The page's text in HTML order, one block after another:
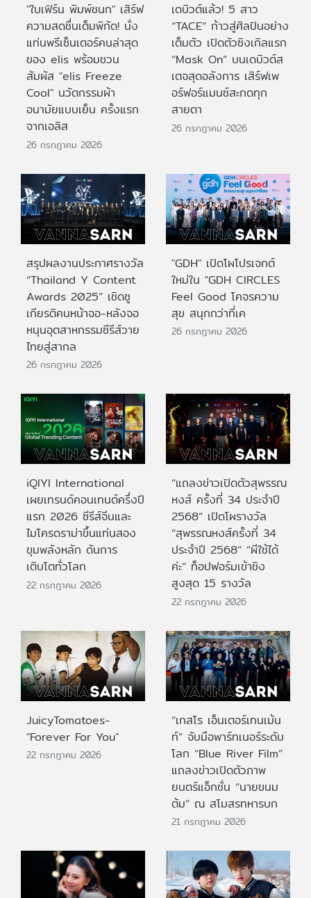
"ใบเฟิร์น พิมพ์ชนก" เสิร์ฟ
ความสดชื่นเต็มพิกัด! นั่ง
แท่นพรีเซ็นเตอร์คนล่าสุด
ของ elis พร้อมชวน
สัมผัส "elis Freeze
Cool" นวัตกรรมผ้า
อนามัยแบบเย็น ครั้งแรก
จากเอลิส
26 กรกฎาคม 2026
เดบิวต์แล้ว! 5 สาว
“TACE” ก้าวสู่ศิลปินอย่าง
เต็มตัว เปิดตัวซิงเกิลแรก
“Mask On” บนเดบิวต์ส
เตจสุดอลังการ เสิร์ฟเพ
อร์ฟอร์แมนซ์สะกดทุก
สายตา
26 กรกฎาคม 2026
สรุปผลงานประกาศรางวัล
“Thailand Y Content
Awards 2025” เชิดชู
เกียรติคนหน้าจอ-หลังจอ
หนุนอุตสาหกรรมซีรีส์วาย
ไทยสู่สากล
26 กรกฎาคม 2026
"GDH" เปิดโผโปรเจกต์
ใหม่ใน "GDH CIRCLES
Feel Good โคจรความ
สุข สนุกกว่าที่เค
26 กรกฎาคม 2026
iQIYI International
เผยเทรนด์คอนเทนต์ครึ่งปี
แรก 2026 ซีรีส์จีนและ
ไมโครดราม่าขึ้นแท่นสอง
ขุมพลังหลัก ดันการ
เติบโตทั่วโลก
22 กรกฎาคม 2026
“แถลงข่าวเปิดตัวสุพรรณ
หงส์ ครั้งที่ 34 ประจำปี
2568” เปิดโผรางวัล
“สุพรรณหงส์ครั้งที่ 34
ประจำปี 2568” “ผีใช้ได้
ค่ะ” ท็อปฟอร์มเข้าชิง
สูงสุด 15 รางวัล
22 กรกฎาคม 2026
JuicyTomatoes-
"Forever For You"
22 กรกฎาคม 2026
“เกสโร เอ็นเตอร์เทนเม้น
ท์” จับมือพาร์ทเนอร์ระดับ
โลก “Blue River Film”
แถลงข่าวเปิดตัวภาพ
ยนตร์แอ็กชั่น “นายขนม
ต้ม” ณ สโมสรทหารบก
21 กรกฎาคม 2026